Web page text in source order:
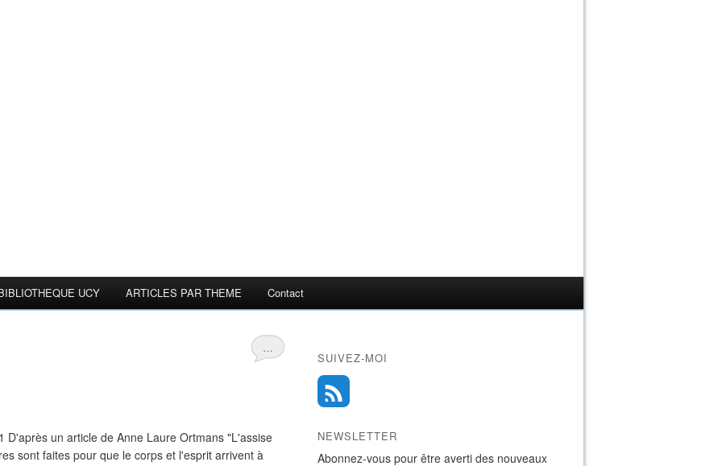
UCY ARTICLES PAR THEME Contact
…
D'après un article de Anne Laure Ortmans "L'assise
sont faites pour que le corps et l'esprit arrivent à
SUIVEZ-MOI
NEWSLETTER
Abonnez-vous pour être averti des nouveaux